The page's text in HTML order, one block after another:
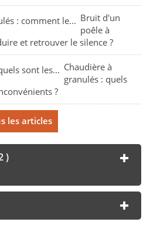
Bruit d'un
poêle à
et retrouver le silence ?
Chaudière à
granulés : quels
?
les articles
)